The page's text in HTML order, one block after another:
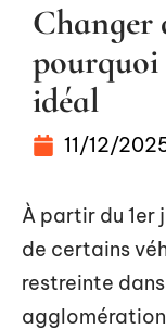
Changer
pourquoi
idéal
11/12/
À partir du 1er
de certains
restreinte